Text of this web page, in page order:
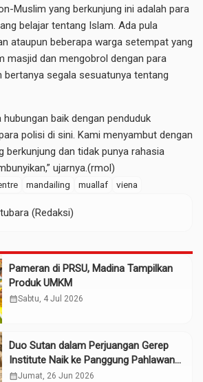
Muslim yang berkunjung ini adalah para
belajar tentang Islam. Ada pula
ataupun beberapa warga setempat yang
masjid dan mengobrol dengan para
bertanya segala sesuatunya tentang
hubungan baik dengan penduduk
polisi di sini. Kami menyambut dengan
berkunjung dan tidak punya rahasia
ujarnya.(rmol)
mandailing muallaf viena
(Redaksi)
Pameran di PRSU, Madina Tampilkan
Produk UMKM
calendar_monthSabtu, 4 Jul 2026
Duo Sutan dalam Perjuangan Gerep
Institute Naik ke Panggung Pahlawan
Nasional
calendar_monthJumat, 26 Jun 2026